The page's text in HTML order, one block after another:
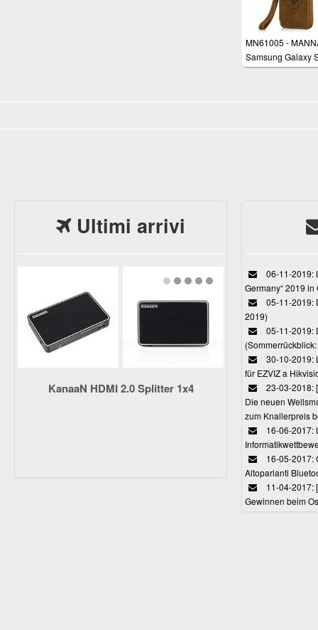
MN61005 -
Samsung Galaxy
S6 Edge borsa da
Ultimi arrivi
KanaaN HDMI 2.0 Splitter 1x4
06-11-2019:
Germany“ 2019
05-11-2019:
2019)
05-11-2019:
30-10-2019:
für EZVIZ a
23-03-2018:
Die neuen
zum Knallerpreis
16-06-2017:
16-05-2017:
Altoparlanti
11-04-2017:
Gewinnen beim